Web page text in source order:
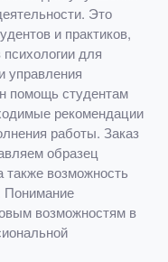
Это
и практиков,
для
управления
помощь студентам
рекомендации
работы. Заказ
образец
возможность
Понимание
возможностям в